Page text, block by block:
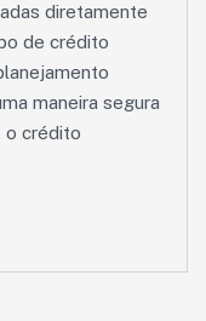
diretamente
de crédito
maneira segura
o crédito